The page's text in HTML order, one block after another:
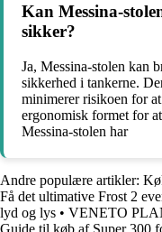
Kan Messina-
sikker?
Ja, Messina-stolen kan
sikkerhed i tankerne.
minimerer risikoen for
ergonomisk formet for
Messina-stolen har
Andre populære artikler:
Få det ultimative Frost 2
lyd og lys • VENETO
Guide til køb af Super 300